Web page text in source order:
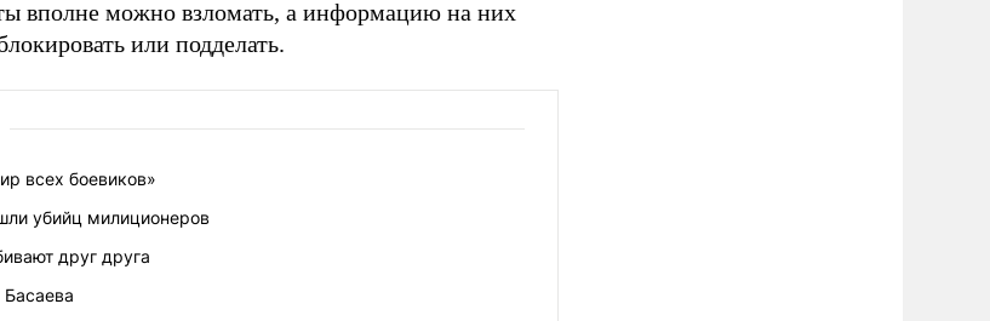
вполне можно взломать, а информацию на них
или подделать.
всех боевиков»
убийц милиционеров
друг друга